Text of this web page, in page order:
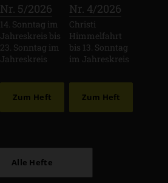
Nr. 5/2026
14. Sonntag im
Jahreskreis bis
23. Sonntag im
Jahreskreis
Zum Heft
Nr. 4/2026
Christi
Himmelfahrt
bis 13. Sonntag
im Jahreskreis
Zum Heft
Alle Hefte